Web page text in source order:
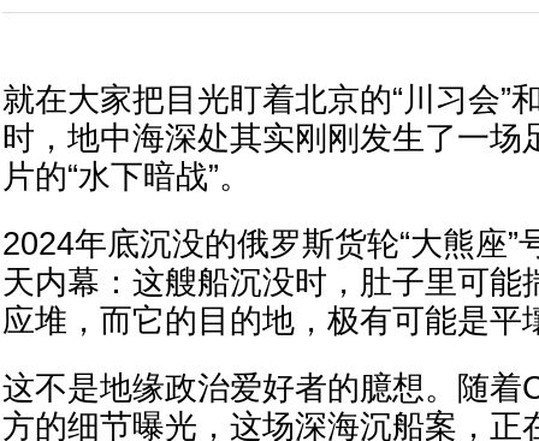
就在大家把目光盯着北京的“川习会”
时，地中海深处其实刚刚发生了一场
片的“水下暗战”。
2024年底沉没的俄罗斯货轮“大熊座”
天内幕：这艘船沉没时，肚子里可能
应堆，而它的目的地，极有可能是平
这不是地缘政治爱好者的臆想。随着
方的细节曝光，这场深海沉船案，正